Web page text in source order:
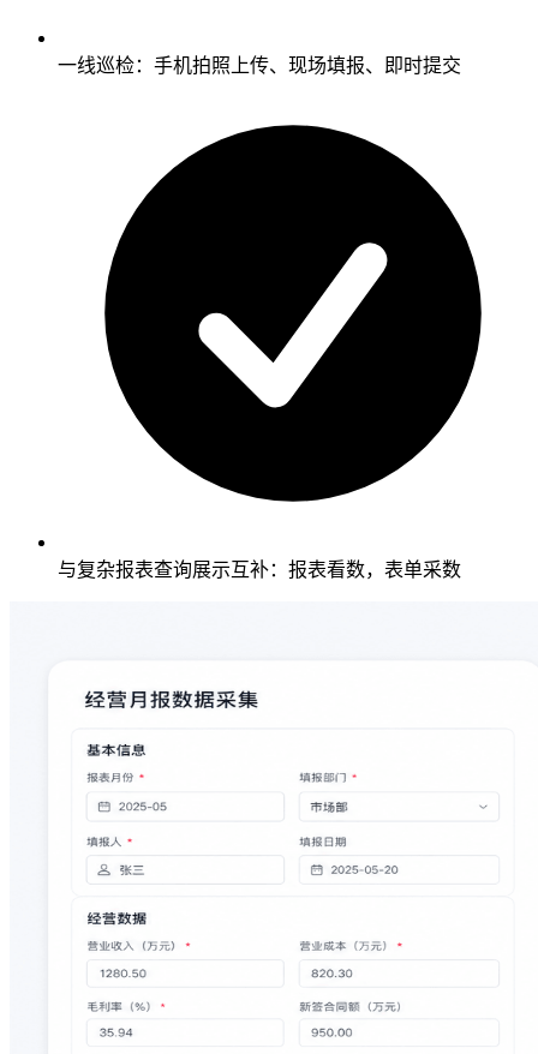
一线巡检：手机拍照上传、现场填报、即时提交
与复杂报表查询展示互补：报表看数，表单采数